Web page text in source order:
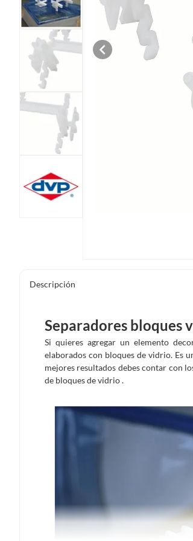
Descripción
Separadores bloques
Si quieres agregar un elemento
elaborados con bloques de vidrio. Es
mejores resultados debes contar con
de bloques de vidrio .